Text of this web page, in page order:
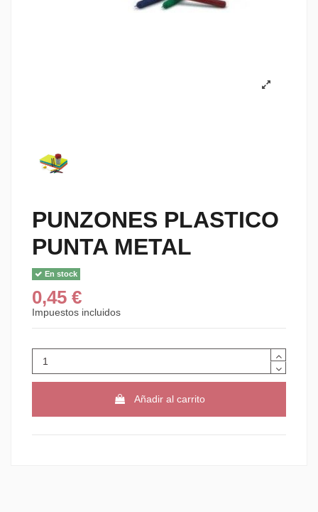
PUNZONES PLASTICO
PUNTA METAL
En stock
0,45 €
Impuestos incluidos
Añadir al carrito